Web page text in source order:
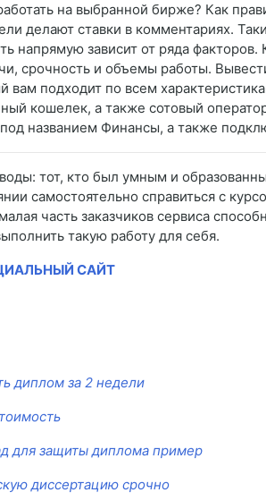
на выбранной бирже? Как
делают ставки в комментариях.
напрямую зависит от ряда
срочность и объемы работы.
вам подходит по всем
кошелек, а также сотовый
под названием Финансы, а также
тот, кто был умным и
самостоятельно справиться с
часть заказчиков сервиса
такую работу для себя.
САЙТ
диплом за 2 недели
для защиты диплома пример
диссертацию срочно